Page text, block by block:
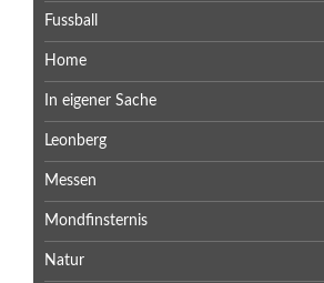
Fussball
Home
In eigener Sache
Leonberg
Messen
Mondfinsternis
Natur